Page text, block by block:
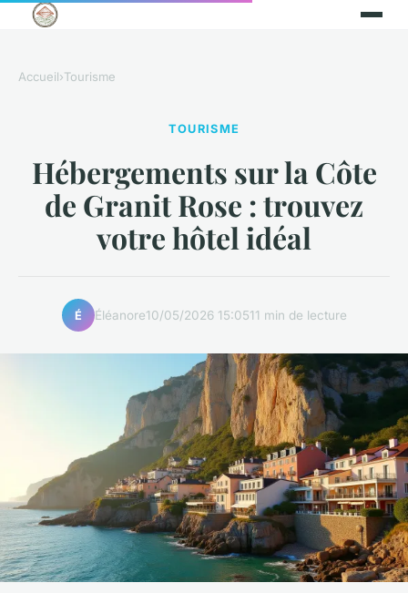
Accueil›Tourisme
TOURISME
Hébergements sur la Côte
de Granit Rose : trouvez
votre hôtel idéal
É Éléanore10/05/2026 15:0511 min de lecture